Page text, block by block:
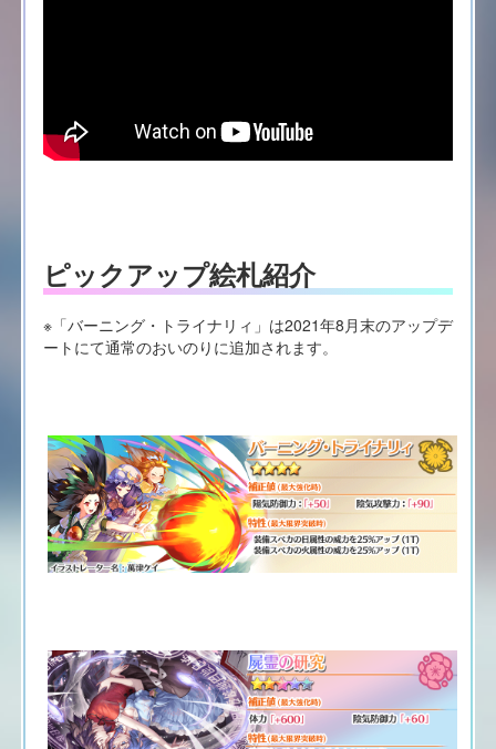
ピックアップ絵札紹介
※「バーニング・トライナリィ」は2021年8月末のアップデ
ートにて通常のおいのりに追加されます。